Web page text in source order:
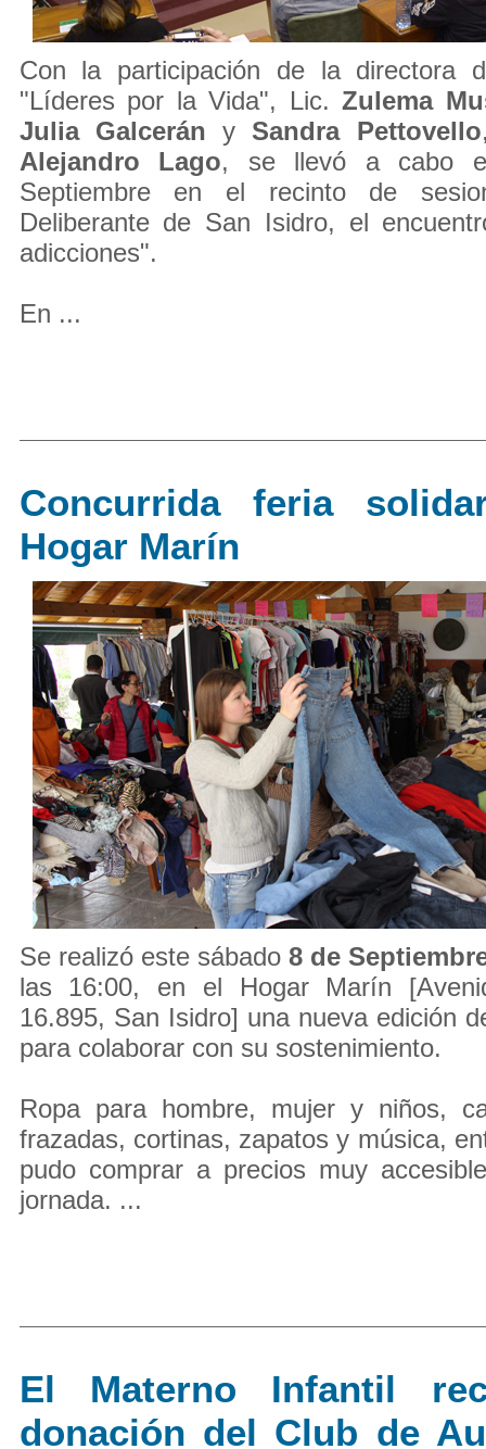
Con la participación de la directora
"Líderes por la Vida", Lic. Zulema
Julia Galcerán y Sandra Pettovello
Alejandro Lago, se llevó a cabo
Septiembre en el recinto de
Deliberante de San Isidro, el
adicciones".
En ...
Concurrida feria
Hogar Marín
Se realizó este sábado 8 de
las 16:00, en el Hogar Marín
16.895, San Isidro] una nueva edición
para colaborar con su sostenimiento.
Ropa para hombre, mujer y niños,
frazadas, cortinas, zapatos y música,
pudo comprar a precios muy
jornada. ...
El Materno Infantil
donación del Club de